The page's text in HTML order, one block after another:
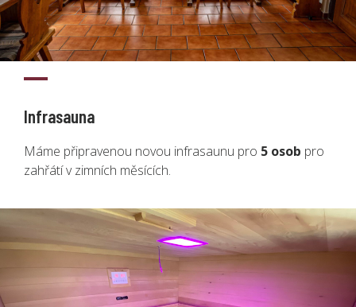
Infrasauna
Máme připravenou novou infrasaunu pro 5 osob pro
zahřátí v zimních měsících.